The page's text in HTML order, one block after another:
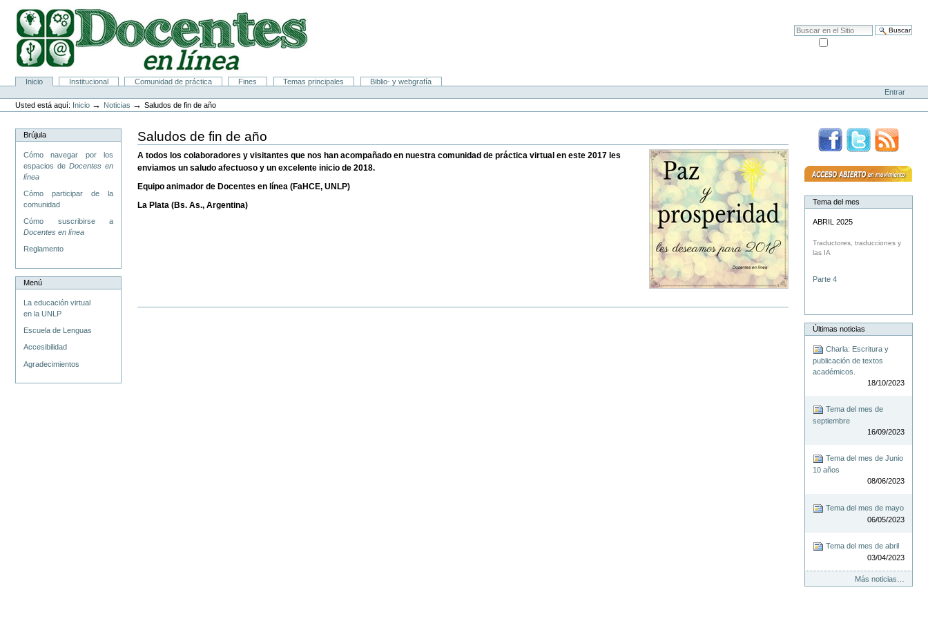
contenido.
Saltar
Buscar
Secciones
Inicio Institucional Comunidad de práctica Fines Temas principales
Biblio- y webgrafía
Personales
Entrar
Usted está aquí: Inicio → Noticias →Saludos de fin de año
Brújula
Cómo navegar por los
espacios deDocentes en
línea
Cómo participar de la
comunidad
Cómo suscribirse a
Docentes en línea
Reglamento
Menú
La educación virtual
en la UNLP
Escuela de Lenguas
Accesibilidad
Agradecimientos
Saludos de fin de año
A todos los colaboradores y visitantes que nos han acompañado en nuestra comunidad de práctica virtual en este 2017 les
enviamos un saludo afectuoso y un excelente inicio de 2018.
Equipo animador de Docentes en línea (FaHCE, UNLP)
La Plata (Bs. As., Argentina)
Tema del mes
ABRIL 2025
Traductores, traducciones y
las IA
Parte 4
Últimas noticias
Charla: Escritura y
publicación de textos
académicos.
18/10/2023
Tema del mes de
septiembre
16/09/2023
Tema del mes de Junio
10 años
08/06/2023
Tema del mes de mayo
06/05/2023
Tema del mes de abril
03/04/2023
Más noticias…